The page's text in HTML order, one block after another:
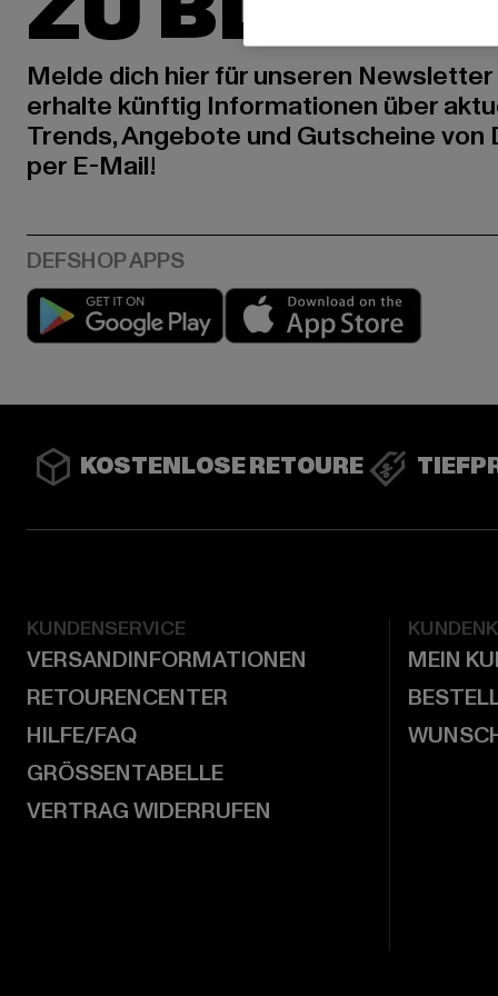
Melde dich hier für unseren Newsletter
erhalte künftig Informationen über
Trends, Angebote und Gutscheine von
per E-Mail!
Play market
KOSTENLOSE RETOURE
KUNDENSERVICE
VERSANDINFORMATIONEN
RETOURENCENTER
HILFE/FAQ
GRÖSSENTABELLE
VERTRAG WIDERRUFEN
MEIN